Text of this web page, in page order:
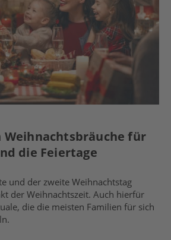
Weihnachtsbräuche für
die Feiertage
und der zweite Weihnachtstag
der Weihnachtszeit. Auch hierfür
die die meisten Familien für sich